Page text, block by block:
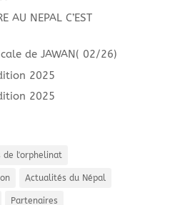
AU NEPAL C’EST
de JAWAN( 02/26)
2025
2025
de l'orphelinat
Actualités du Népal
Partenaires